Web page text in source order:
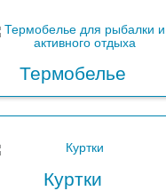
Термобелье
Куртки